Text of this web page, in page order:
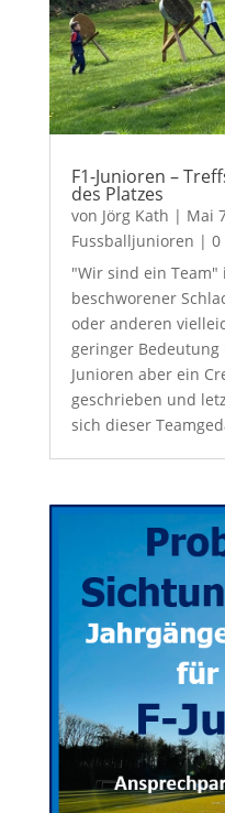
F1-Junioren –
des Platzes
von Jörg Kath | Mai
Fussballjunioren | 0
"Wir sind ein Team"
beschworener
oder anderen
geringer Bedeutung
Junioren aber ein
geschrieben und
sich dieser